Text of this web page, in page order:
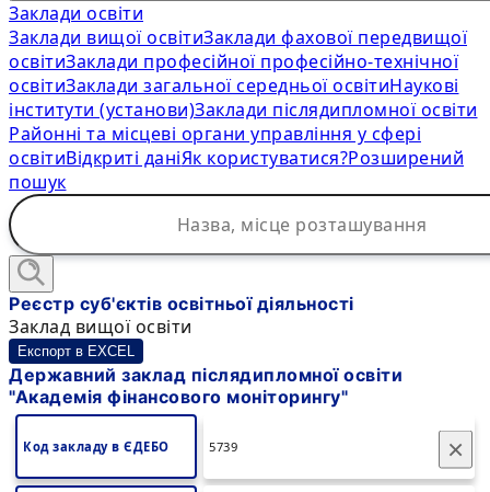
Заклади освіти
Заклади вищої освітиЗаклади фахової передвищої
освітиЗаклади професійної професійно-технічної
освітиЗаклади загальної середньої освітиНаукові
інститути (установи)Заклади післядипломної освіти
Районні та місцеві органи управління у сфері
освітиВідкриті даніЯк користуватися?Розширений
пошук
×
Реєстр суб'єктів освітньої діяльності
Заклад вищої освіти
Експорт в EXCEL
Державний заклад післядипломної освіти
"Академія фінансового моніторингу"
Код закладу в ЄДЕБО 5739